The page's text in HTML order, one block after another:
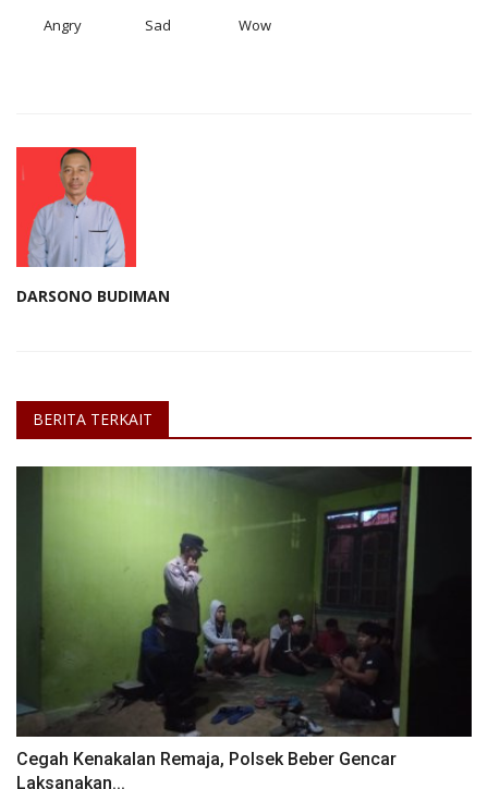
Angry Sad Wow
DARSONO BUDIMAN
BERITA TERKAIT
Cegah Kenakalan Remaja, Polsek Beber Gencar
Laksanakan...